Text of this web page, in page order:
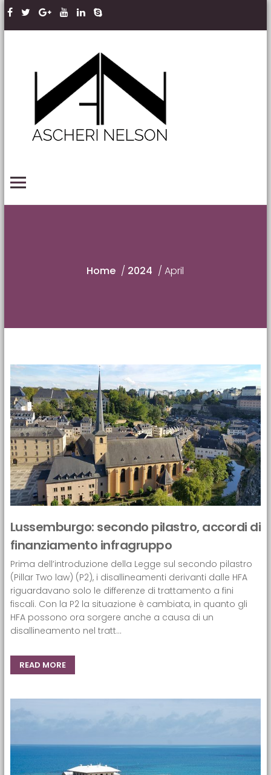
Skip to content
Home / 2024 /April
Lussemburgo: secondo pilastro, accordi di
finanziamento infragruppo
Prima dell’introduzione della Legge sul secondo pilastro
(Pillar Two law) (P2), i disallineamenti derivanti dalle HFA
riguardavano solo le differenze di trattamento a fini
fiscali. Con la P2 la situazione è cambiata, in quanto gli
HFA possono ora sorgere anche a causa di un
disallineamento nel tratt...
READ MORE